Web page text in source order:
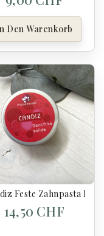
Den Warenkorb
Feste Zahnpasta Mit
14,50 CHF